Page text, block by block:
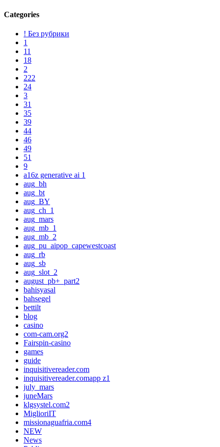
Categories
! Без рубрики
1
11
18
2
222
24
3
31
35
39
44
46
49
51
9
a16z generative ai 1
aug_bh
aug_bt
aug_BY
aug_ch_1
aug_mars
aug_mb_1
aug_mb_2
aug_pu_aipop_capewestcoast
aug_rb
aug_sb
aug_slot_2
august_pb+_part2
bahisyasal
bahsegel
bettilt
blog
casino
com-cam.org2
Fairspin-casino
games
guide
inquisitivereader.com
inquisitivereader.comapp z1
july_mars
juneMars
klgsystel.com2
MiglioriIT
missionaguafria.com4
NEW
News